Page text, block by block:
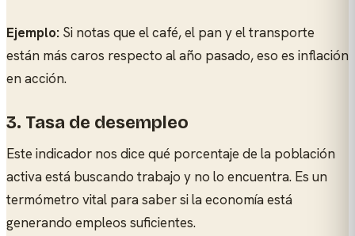
Ejemplo: Si notas que el café, el pan y el transporte
están más caros respecto al año pasado, eso es inflación
en acción.
3. Tasa de desempleo
Este indicador nos dice qué porcentaje de la población
activa está buscando trabajo y no lo encuentra. Es un
termómetro vital para saber si la economía está
generando empleos suficientes.